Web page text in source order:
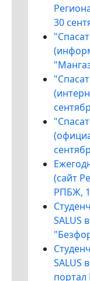
30
(сайт
РПБЖ,
SALUS
SALUS